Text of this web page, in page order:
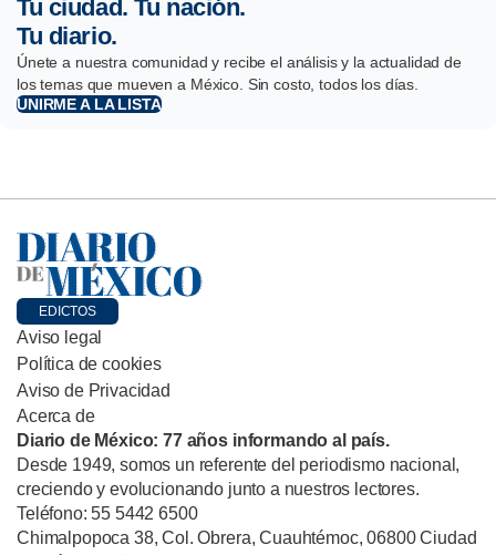
Tu ciudad. Tu nación.
Tu diario.
Únete a nuestra comunidad y recibe el análisis y la actualidad de
los temas que mueven a México. Sin costo, todos los días.
UNIRME A LA LISTA
EDICTOS
Aviso legal
Política de cookies
Aviso de Privacidad
Acerca de
Diario de México: 77 años informando al país.
Desde 1949, somos un referente del periodismo nacional,
creciendo y evolucionando junto a nuestros lectores.
Teléfono: 55 5442 6500
Chimalpopoca 38, Col. Obrera, Cuauhtémoc, 06800 Ciudad